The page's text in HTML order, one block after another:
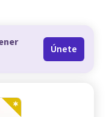
Únete